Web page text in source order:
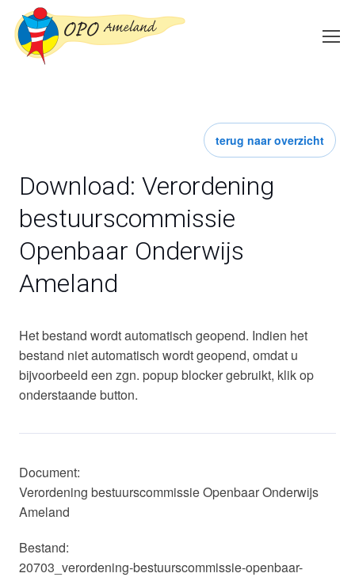
terug naar overzicht
Download: Verordening
bestuurscommissie
Openbaar Onderwijs
Ameland
Het bestand wordt automatisch geopend. Indien het
bestand niet automatisch wordt geopend, omdat u
bijvoorbeeld een zgn. popup blocker gebruikt, klik op
onderstaande button.
Document:
Verordening bestuurscommissie Openbaar Onderwijs
Ameland
Bestand:
20703_verordening-bestuurscommissie-openbaar-